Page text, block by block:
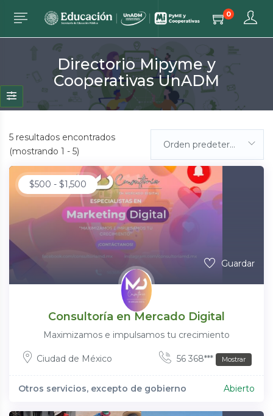
0
Directorio Mipyme y
Cooperativas UnADM
5 resultados encontrados
(mostrando 1 - 5)
Orden predeterminada
$500 - $1,500
Guardar
Consultoría en Mercado Digital
Maximizamos e impulsamos tu crecimiento
Ciudad de México 56 368*** Mostrar
Otros servicios, excepto de gobierno Abierto